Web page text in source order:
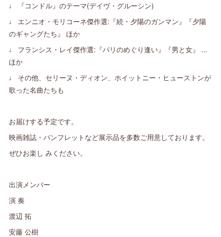
♩ 『コンドル』のテーマ(デイヴ・グルーシン)
♩ エンニオ・モリコーネ傑作選:『続・夕陽のガンマン』『夕陽
のギャングたち』 ほか
♩ フランシス・レイ傑作選:『パリのめぐり逢い』『男と女』 ...
ほか
♩ その他、セリーヌ・ディオン、ホイットニー・ヒューストンが
歌った名曲たちも
お届けする予定です。
映画雑誌・パンフレットなど展示品を多数ご用意しております。
ぜひお楽し みください。
出演メンバー
演 奏
渡辺 拓
安藤 公樹